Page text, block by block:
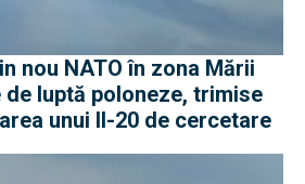
nou NATO în zona Mării
luptă poloneze, trimise
unui Il-20 de cercetare